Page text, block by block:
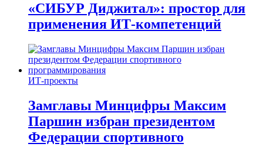
«СИБУР Диджитал»: простор для
применения ИТ-компетенций
ИТ-проекты
Замглавы Минцифры Максим
Паршин избран президентом
Федерации спортивного